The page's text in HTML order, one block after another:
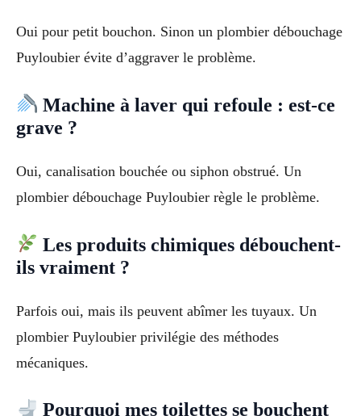
Oui pour petit bouchon. Sinon un plombier débouchage
Puyloubier évite d’aggraver le problème.
Machine à laver qui refoule : est-ce
grave ?
Oui, canalisation bouchée ou siphon obstrué. Un
plombier débouchage Puyloubier règle le problème.
Les produits chimiques débouchent-
ils vraiment ?
Parfois oui, mais ils peuvent abîmer les tuyaux. Un
plombier Puyloubier privilégie des méthodes
mécaniques.
Pourquoi mes toilettes se bouchent